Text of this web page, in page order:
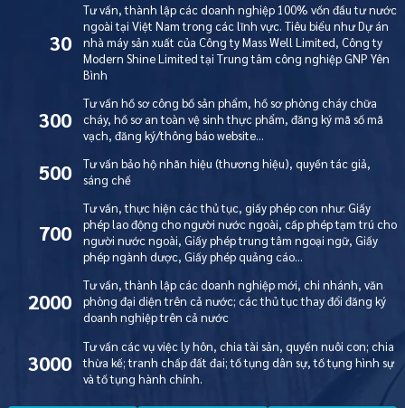
30
Tư vấn, thành lập các doanh nghiệp 100% vốn đầu tư nước
ngoài tại Việt Nam trong các lĩnh vực. Tiêu biểu như Dự án
nhà máy sản xuất của Công ty Mass Well Limited, Công ty
Modern Shine Limited tại Trung tâm công nghiệp GNP Yên
Bình
300
Tư vấn hồ sơ công bố sản phẩm, hồ sơ phòng cháy chữa
cháy, hồ sơ an toàn vệ sinh thực phẩm, đăng ký mã số mã
vạch, đăng ký/thông báo website…
500
Tư vấn bảo hộ nhãn hiệu (thương hiệu), quyền tác giả,
sáng chế
700
Tư vấn, thực hiện các thủ tục, giấy phép con như: Giấy
phép lao động cho người nước ngoài, cấp phép tạm trú cho
người nước ngoài, Giấy phép trung tâm ngoại ngữ, Giấy
phép ngành dược, Giấy phép quảng cáo…
2000
Tư vấn, thành lập các doanh nghiệp mới, chi nhánh, văn
phòng đại diện trên cả nước; các thủ tục thay đổi đăng ký
doanh nghiệp trên cả nước
3000
Tư vấn các vụ việc ly hôn, chia tài sản, quyền nuôi con; chia
thừa kế; tranh chấp đất đai; tố tụng dân sự, tố tụng hình sự
và tố tụng hành chính.